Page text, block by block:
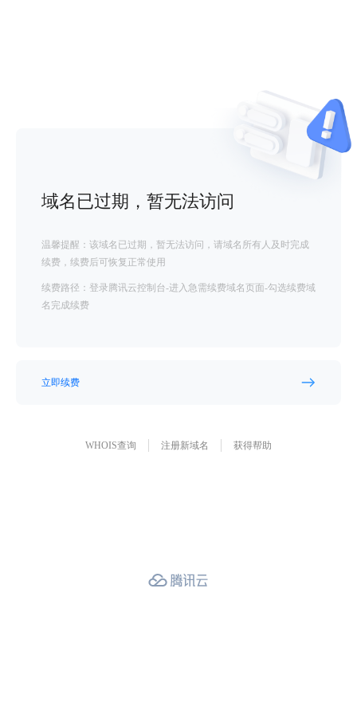
域名已过期，暂无法访问
温馨提醒：该域名已过期，暂无法访问，请域名所有人及时完成
续费，续费后可恢复正常使用
续费路径：登录腾讯云控制台-进入急需续费域名页面-勾选续费域
名完成续费
立即续费
WHOIS查询 注册新域名 获得帮助